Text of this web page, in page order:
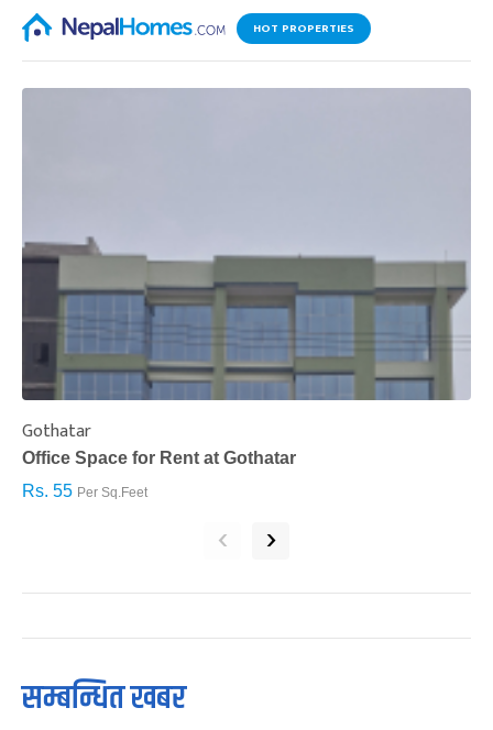
HOT PROPERTIES
Gothatar
Office Space for Rent at Gothatar
Rs. 55 Per Sq.Feet
‹ ›
सम्बन्धित खबर